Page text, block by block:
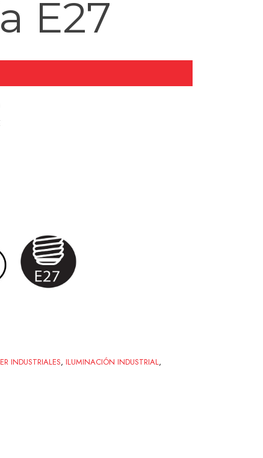
E27
INDUSTRIALES, ILUMINACIÓN INDUSTRIAL,